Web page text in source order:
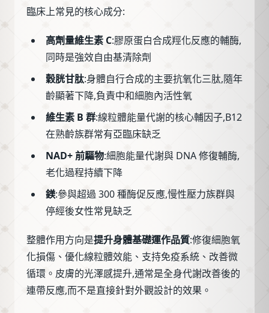
臨床上常見的核心成分:
高劑量維生素 C:膠原蛋白合成羥化反應的輔酶,
同時是強效自由基清除劑
穀胱甘肽:身體自行合成的主要抗氧化三肽,隨年
齡顯著下降,負責中和細胞內活性氧
維生素 B 群:線粒體能量代謝的核心輔因子,B12
在熟齡族群常有亞臨床缺乏
NAD+ 前驅物:細胞能量代謝與 DNA 修復輔酶,
老化過程持續下降
鎂:參與超過 300 種酶促反應,慢性壓力族群與
停經後女性常見缺乏
整體作用方向是提升身體基礎運作品質:修復細胞氧
化損傷、優化線粒體效能、支持免疫系統、改善微
循環。皮膚的光澤感提升,通常是全身代謝改善後的
連帶反應,而不是直接針對外觀設計的效果。